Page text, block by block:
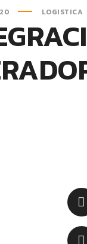
LOGISTICA